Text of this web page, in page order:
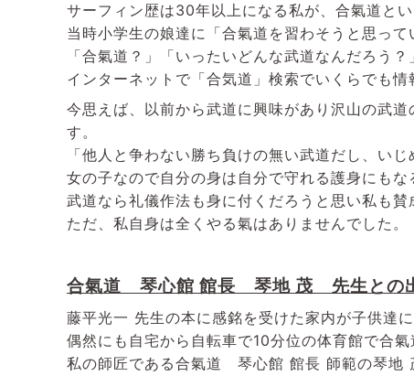
サーフィン歴は30年以上になる私が、合氣道と
当時小学生の娘達に「合氣道を習わそうと思っ
「合氣道？」「いったいどんな武道なんだろう？
インターネットで「合気道」検索でいくらでも
今思えば、以前から武道に興味があり沢山の武
す。
「他人と争わない勝ち負けの無い武道だし、い
女の子なので自分の身は自分で守れる護身にもな
武道なら礼儀作法も身に付くだろうと思い私も賛
ただ、私自身は全くやる氣はありませんでした。
合氣道 琴心館 館長 琴地 茂 先生との
藤平光一 先生の本に感銘を受けた家内が子供達
偶然にも自宅から自転車で10分位の体育館で合
私の師匠である合氣道 琴心館 館長 師範の琴地